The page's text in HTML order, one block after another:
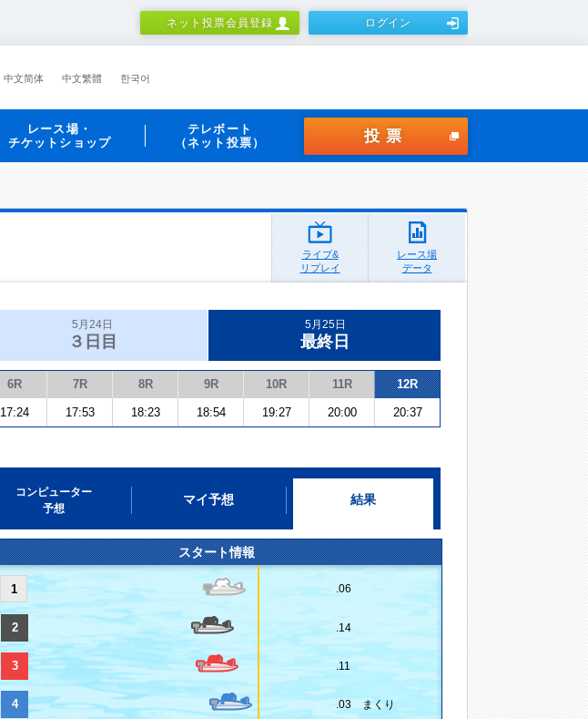
ネット投票会員登録 ログイン
中文简体 中文繁體 한국어
レース場・
チケットショップ
テレボート
（ネット投票）
投票
ライブ&
リプレイ
レース場
データ
5月24日
３日目
5月25日
最終日
6R 7R 8R 9R 10R 11R 12R
17:24 17:53 18:23 18:54 19:27 20:00 20:37
コンピューター
予想
マイ予想 結果
スタート情報
1 .06
2 .14
3 .11
4 .03 まくり